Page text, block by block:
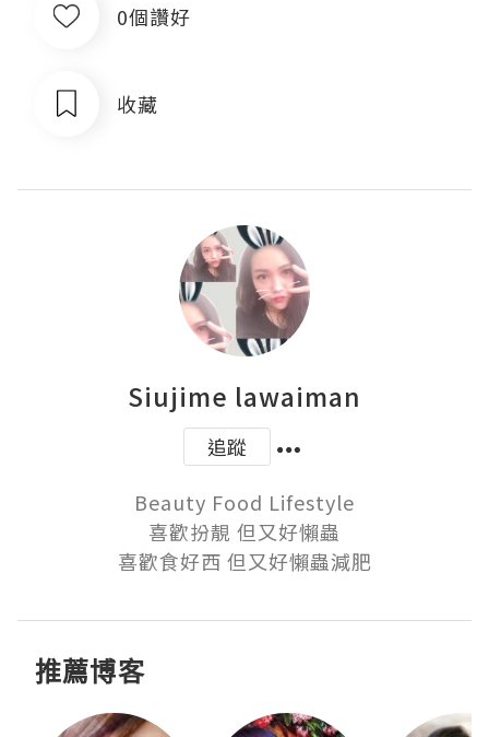
0個讚好
收藏
Siujime lawaiman
追蹤
Beauty Food Lifestyle
喜歡扮靚 但又好懶蟲
推薦博客